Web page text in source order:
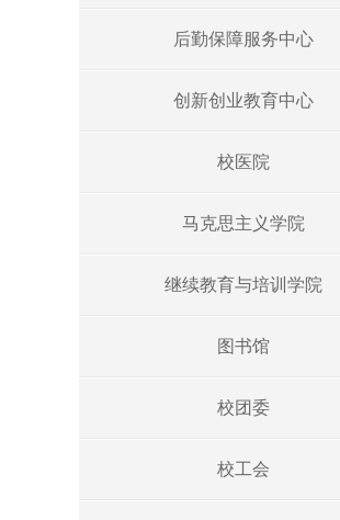
后勤保障服务中心
创新创业教育中心
校医院
马克思主义学院
继续教育与培训学院
图书馆
校团委
校工会